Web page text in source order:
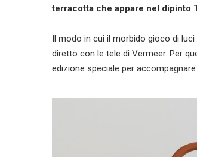
terracotta che appare nel dipinto
Il modo in cui il morbido gioco di
diretto con le tele di Vermeer. Per
edizione speciale per